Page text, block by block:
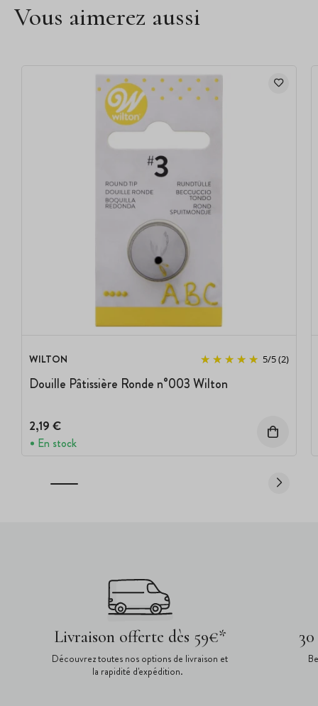
Vous aimerez aussi
WILTON 5/5(2)
Douille Pâtissière Ronde n°003 Wilton
2,19 €
En stock
Livraison offerte dès 59€*
Découvrez toutes nos options de livraison et
la rapidité d'expédition.